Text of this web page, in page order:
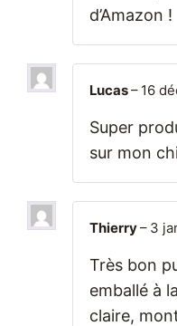
d’Amazon !
Lucas– 16
Super
sur mon
Thierry– 3
Très bon
emballé à
claire,